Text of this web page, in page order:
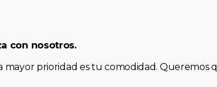
con nosotros.
mayor prioridad es tu comodidad. Queremos